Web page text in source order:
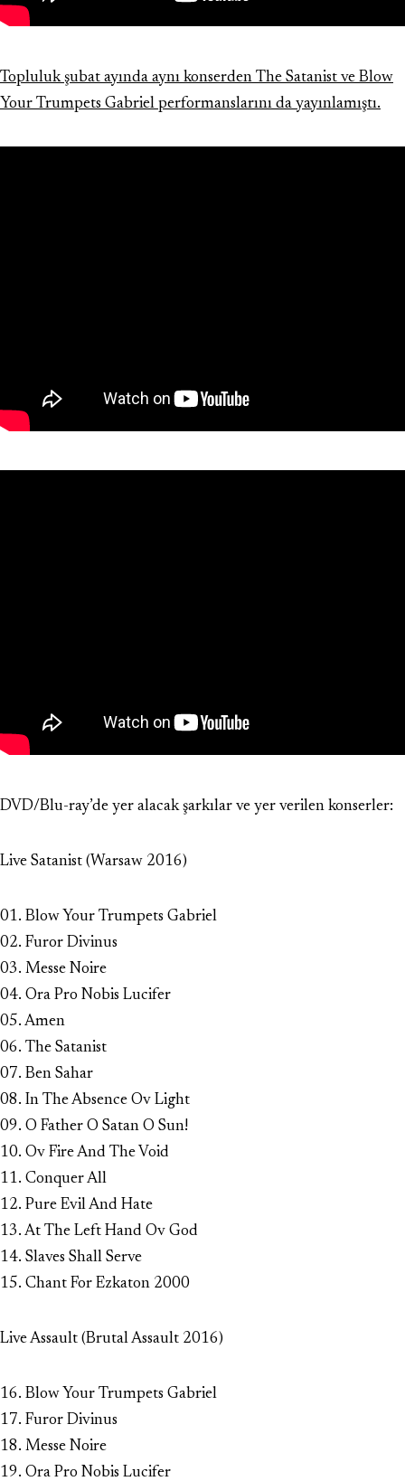
Topluluk şubat ayında aynı konserden The Satanist ve Blow
Your Trumpets Gabriel performanslarını da yayınlamıştı.
DVD/Blu-ray’de yer alacak şarkılar ve yer verilen konserler:
Live Satanist (Warsaw 2016)
01. Blow Your Trumpets Gabriel
02. Furor Divinus
03. Messe Noire
04. Ora Pro Nobis Lucifer
05. Amen
06. The Satanist
07. Ben Sahar
08. In The Absence Ov Light
09. O Father O Satan O Sun!
10. Ov Fire And The Void
11. Conquer All
12. Pure Evil And Hate
13. At The Left Hand Ov God
14. Slaves Shall Serve
15. Chant For Ezkaton 2000
Live Assault (Brutal Assault 2016)
16. Blow Your Trumpets Gabriel
17. Furor Divinus
18. Messe Noire
19. Ora Pro Nobis Lucifer